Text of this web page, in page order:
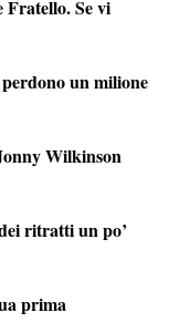
Se vi
un milione
Wilkinson
ritratti un po’
prima